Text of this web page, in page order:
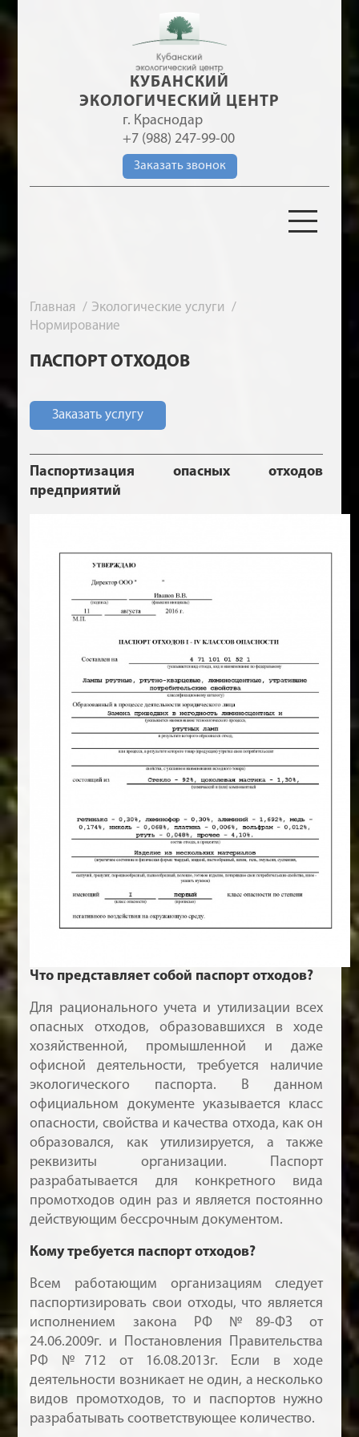
КУБАНСКИЙ
ЭКОЛОГИЧЕСКИЙ ЦЕНТР
г. Краснодар
+7 (988) 247-99-00
Заказать звонок
Главная
Экологические услуги
Нормирование
ПАСПОРТ ОТХОДОВ
Заказать услугу
Паспортизация опасных отходов
предприятий
Что представляет собой паспорт отходов?
Для рационального учета и утилизации всех
опасных отходов, образовавшихся в ходе
хозяйственной, промышленной и даже
офисной деятельности, требуется наличие
экологического паспорта. В данном
официальном документе указывается класс
опасности, свойства и качества отхода, как он
образовался, как утилизируется, а также
реквизиты организации. Паспорт
разрабатывается для конкретного вида
промотходов один раз и является постоянно
действующим бессрочным документом.
Кому требуется паспорт отходов?
Всем работающим организациям следует
паспортизировать свои отходы, что является
исполнением закона РФ №89-ФЗ от
24.06.2009г. и Постановления Правительства
РФ №712 от 16.08.2013г. Если в ходе
деятельности возникает не один, а несколько
видов промотходов, то и паспортов нужно
разрабатывать соответствующее количество.